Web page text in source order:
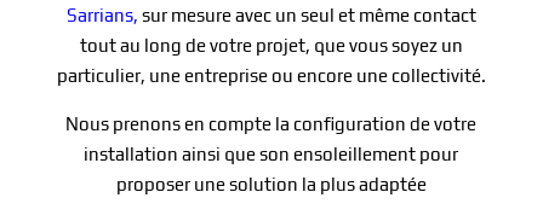
Sarrians, sur mesure avec un seul et même contact
tout au long de votre projet, que vous soyez un
particulier, une entreprise ou encore une collectivité.
Nous prenons en compte la configuration de votre
installation ainsi que son ensoleillement pour
proposer une solution la plus adaptée